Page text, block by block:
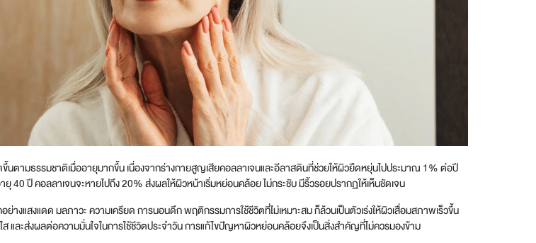
ตามธรรมชาติเมื่ออายุมากขึ้น เนื่องจากร่างกายสูญเสียคอลลาเจนและอีลาสตินที่ช่วยให้ผิวยืดหยุ่นไปประมาณ 1% ต่อปี
40 ปี คอลลาเจนจะหายไปถึง 20% ส่งผลให้ผิวหน้าเริ่มหย่อนคล้อย ไม่กระชับ มีริ้วรอยปรากฏให้เห็นชัดเจน
งแสงแดด มลภาวะ ความเครียด การนอนดึก พฤติกรรมการใช้ชีวิตที่ไม่เหมาะสม ก็ล้วนเป็นตัวเร่งให้ผิวเสื่อมสภาพเร็วขึ้น
และส่งผลต่อความมั่นใจในการใช้ชีวิตประจำวัน การแก้ไขปัญหาผิวหย่อนคล้อยจึงเป็นสิ่งสำคัญที่ไม่ควรมองข้าม